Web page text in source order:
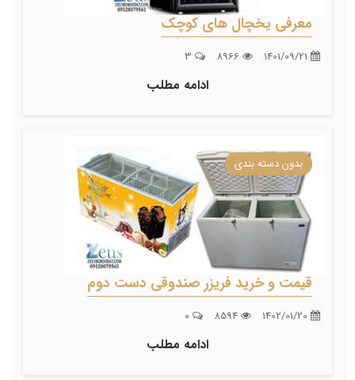
معرفی یخچال های کوچک
ادامه مطلب
بدون دسته بندی
قیمت و خرید فریزر صندوقی دست دوم
ادامه مطلب